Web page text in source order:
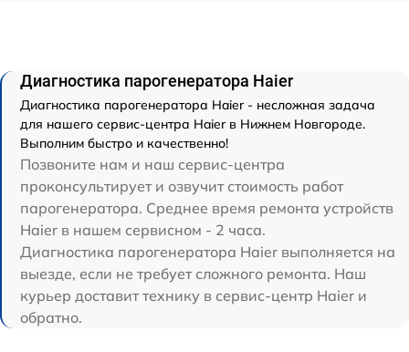
Диагностика парогенератора Haier
Диагностика парогенератора Haier - несложная задача
для нашего сервис-центра Haier в Нижнем Новгороде.
Выполним быстро и качественно!
Позвоните нам и наш сервис-центра
проконсультирует и озвучит стоимость работ
парогенератора. Среднее время ремонта устройств
Haier в нашем сервисном - 2 часа.
Диагностика парогенератора Haier выполняется на
выезде, если не требует сложного ремонта. Наш
курьер доставит технику в сервис-центр Haier и
обратно.